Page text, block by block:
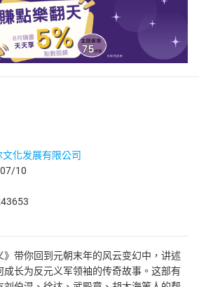
化发展有限公司
10
》带你回到元朝末年的风云变幻中，讲述
长为反元义军领袖的传奇故事。这部有